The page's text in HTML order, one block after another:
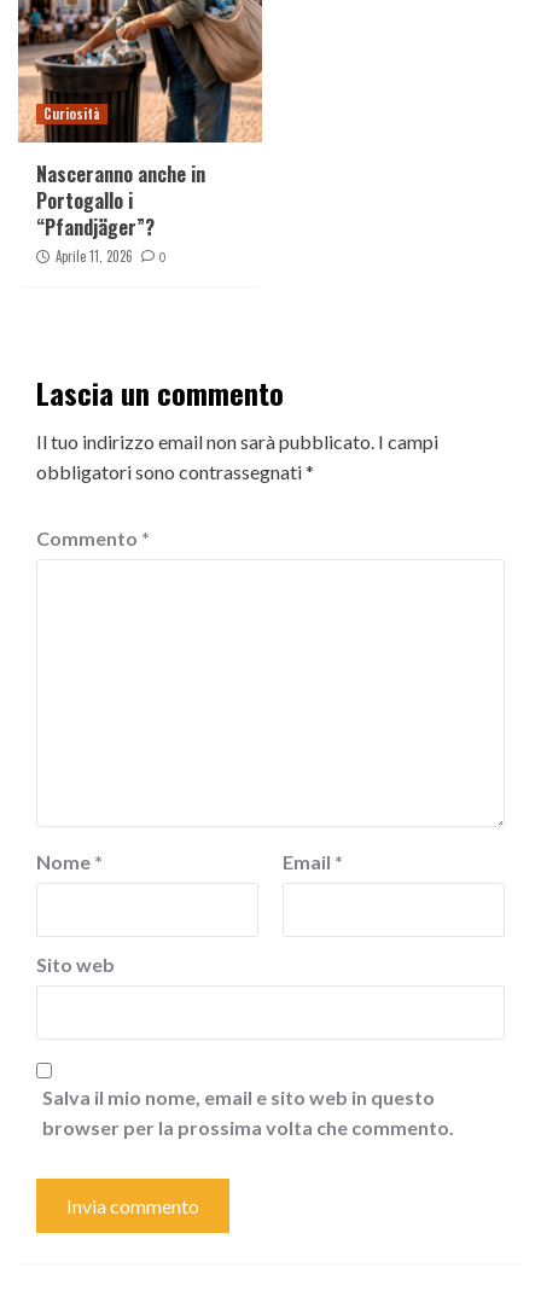
Curiosità
Nasceranno anche in
Portogallo i
“Pfandjäger”?
Aprile 11, 2026 0
Lascia un commento
Il tuo indirizzo email non sarà pubblicato. I campi
obbligatori sono contrassegnati*
Commento *
Nome * Email *
Sito web
Salva il mio nome, email e sito web in questo
browser per la prossima volta che commento.